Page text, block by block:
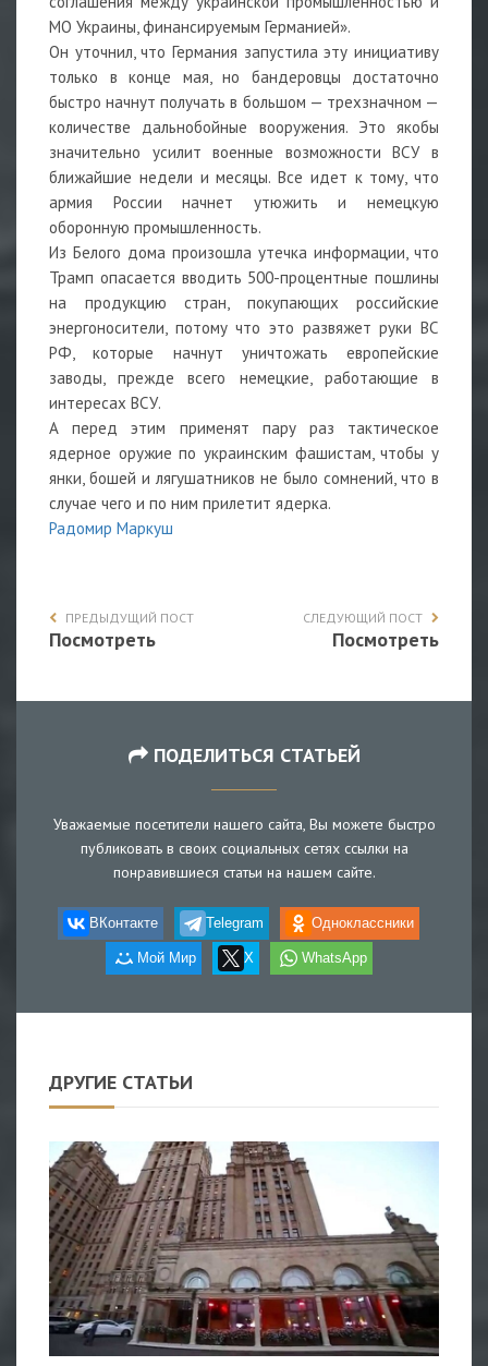
МО Украины, финансируемым Германией».
Он уточнил, что Германия запустила эту инициативу
только в конце мая, но бандеровцы достаточно
быстро начнут получать в большом — трехзначном —
количестве дальнобойные вооружения. Это якобы
значительно усилит военные возможности ВСУ в
ближайшие недели и месяцы. Все идет к тому, что
армия России начнет утюжить и немецкую
оборонную промышленность.
Из Белого дома произошла утечка информации, что
Трамп опасается вводить 500-процентные пошлины
на продукцию стран, покупающих российские
энергоносители, потому что это развяжет руки ВС
РФ, которые начнут уничтожать европейские
заводы, прежде всего немецкие, работающие в
интересах ВСУ.
А перед этим применят пару раз тактическое
ядерное оружие по украинским фашистам, чтобы у
янки, бошей и лягушатников не было сомнений, что в
случае чего и по ним прилетит ядерка.
Радомир Маркуш
ПРЕДЫДУЩИЙ ПОСТ
Посмотреть
СЛЕДУЮЩИЙ ПОСТ
Посмотреть
ПОДЕЛИТЬСЯ СТАТЬЕЙ
Уважаемые посетители нашего сайта, Вы можете быстро
публиковать в своих социальных сетях ссылки на
понравившиеся статьи на нашем сайте.
ВКонтакте Telegram Одноклассники
Мой Мир X WhatsApp
ДРУГИЕ СТАТЬИ